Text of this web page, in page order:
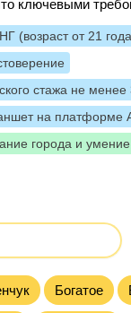
ключевыми
(возраст от 21
стажа не менее
на платформе
города и
Богатое